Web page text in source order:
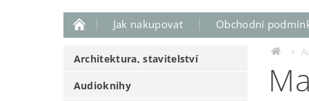
Jak nakupovat Obchodní
Architektura, stavitelství
Audioknihy